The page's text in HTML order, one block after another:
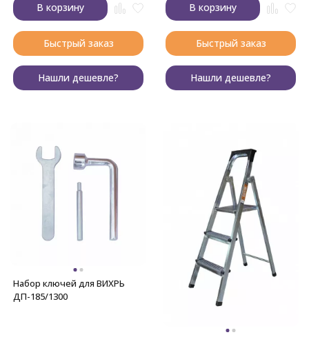
В корзину
Быстрый заказ
Нашли дешевле?
В корзину
Быстрый заказ
Нашли дешевле?
Набор ключей для ВИХРЬ
ДП-185/1300